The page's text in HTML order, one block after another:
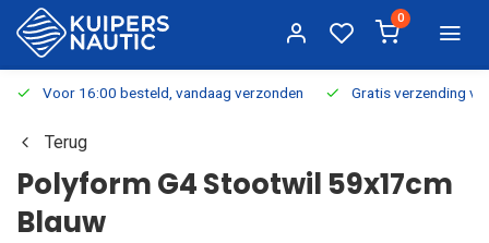
0
Voor 16:00 besteld, vandaag verzonden Gratis verzending
Terug
Polyform G4 Stootwil 59x17cm
Blauw